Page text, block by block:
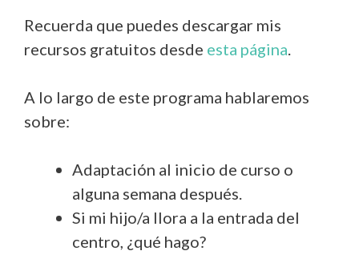
Recuerda que puedes descargar mis
recursos gratuitos desde esta página.
A lo largo de este programa hablaremos
sobre:
Adaptación al inicio de curso o
alguna semana después.
Si mi hijo/a llora a la entrada del
centro, ¿qué hago?